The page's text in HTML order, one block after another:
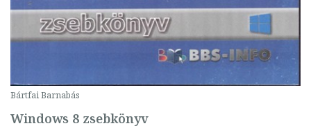
Bártfai Barnabás
Windows 8 zsebkönyv